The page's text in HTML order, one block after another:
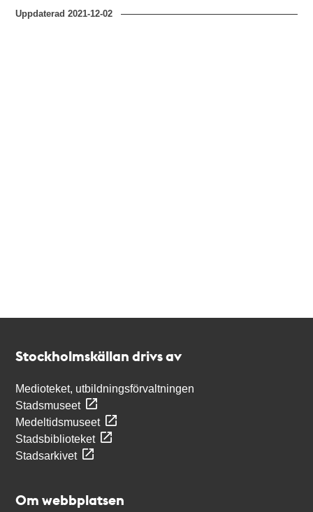
Uppdaterad2021-12-02
Stockholmskällan drivs av
Medioteket, utbildningsförvaltningen
Stadsmuseet
Medeltidsmuseet
Stadsbiblioteket
Stadsarkivet
Om webbplatsen